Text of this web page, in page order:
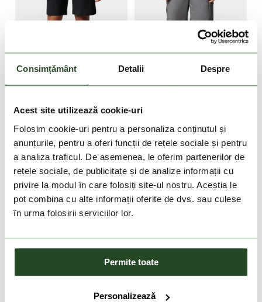
Consimțământ Detalii Despre
Acest site utilizează cookie-uri
Folosim cookie-uri pentru a personaliza conținutul și
anunțurile, pentru a oferi funcții de rețele sociale și pentru
a analiza traficul. De asemenea, le oferim partenerilor de
rețele sociale, de publicitate și de analize informații cu
privire la modul în care folosiți site-ul nostru. Aceștia le
pot combina cu alte informații oferite de dvs. sau culese
în urma folosirii serviciilor lor.
Permite toate
Personalizează
DOAR ONLINE
-10%
Tech Trail Utility Short
399 Lei 359 Lei
32 38
DOAR ONLINE
-10%
Rapid Rivers Cargo Short
299 Lei
269 Lei
30 38 40 42
DOAR ONLINE